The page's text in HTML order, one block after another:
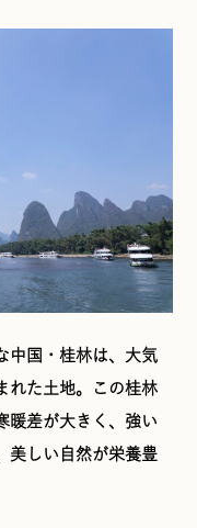
中国・桂林は、大気
れた土地。この桂林
暖差が大きく、強い
美しい自然が栄養豊